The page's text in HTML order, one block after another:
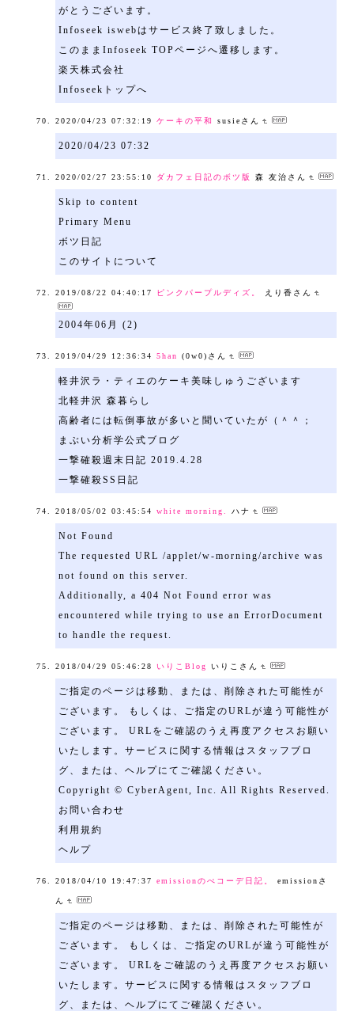
がとうございます。
Infoseek iswebはサービス終了致しました。
このままInfoseek TOPページへ遷移します。
楽天株式会社
Infoseekトップへ
2020/04/23 07:32:19 ケーキの平和 susieさん
2020/04/23 07:32
2020/02/27 23:55:10 ダカフェ日記のボツ版 森 友治さん
Skip to content
Primary Menu
ボツ日記
このサイトについて
2019/08/22 04:40:17 ピンクパープルディズ。 えり香さん
2004年06月 (2)
2019/04/29 12:36:34 5han (0w0)さん
軽井沢ラ・ティエのケーキ美味しゅうございます
北軽井沢 森暮らし
高齢者には転倒事故が多いと聞いていたが（＾＾；
まぶい分析学公式ブログ
一撃確殺週末日記 2019.4.28
一撃確殺SS日記
2018/05/02 03:45:54 white morning. ハナ
Not Found
The requested URL /applet/w-morning/archive was
not found on this server.
Additionally, a 404 Not Found error was
encountered while trying to use an ErrorDocument
to handle the request.
2018/04/29 05:46:28 いりこBlog いりこさん
ご指定のページは移動、または、削除された可能性が
ございます。 もしくは、ご指定のURLが違う可能性が
ございます。 URLをご確認のうえ再度アクセスお願い
いたします。サービスに関する情報はスタッフブロ
グ、または、ヘルプにてご確認ください。
Copyright © CyberAgent, Inc. All Rights Reserved.
お問い合わせ
利用規約
ヘルプ
2018/04/10 19:47:37 emissionのぺコーデ日記。 emissionさ
ん
ご指定のページは移動、または、削除された可能性が
ございます。 もしくは、ご指定のURLが違う可能性が
ございます。 URLをご確認のうえ再度アクセスお願い
いたします。サービスに関する情報はスタッフブロ
グ、または、ヘルプにてご確認ください。